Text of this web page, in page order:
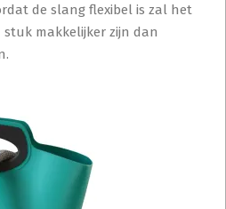
de slang flexibel is zal het
makkelijker zijn dan